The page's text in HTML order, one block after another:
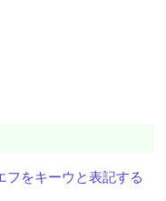
フをキーウと表記する